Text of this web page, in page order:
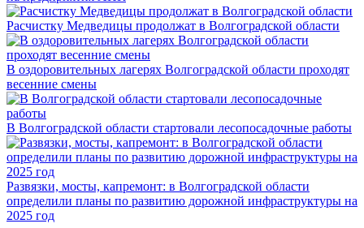
Расчистку Медведицы продолжат в Волгоградской области
В оздоровительных лагерях Волгоградской области проходят
весенние смены
В Волгоградской области стартовали лесопосадочные работы
Развязки, мосты, капремонт: в Волгоградской области
определили планы по развитию дорожной инфраструктуры на
2025 год